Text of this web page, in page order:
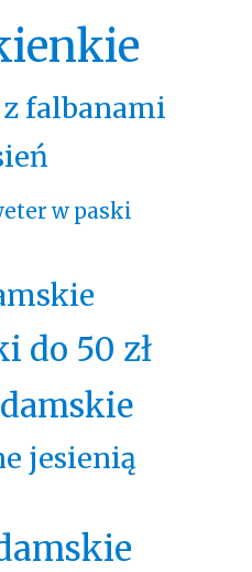
falbanami
w paski
do 50 zł
jesienią